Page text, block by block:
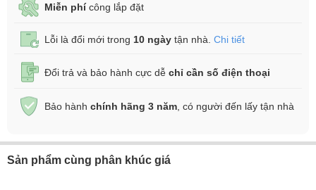
Miễn phícông lắp đặt
Lỗi là đổi mới trong 10 ngày tận nhà. Chi tiết
Đổi trả và bảo hành cực dễ chỉ cần số điện thoại
Bảo hành chính hãng 3 năm , có người đến lấy tận nhà
Sản phẩm cùng phân khúc giá